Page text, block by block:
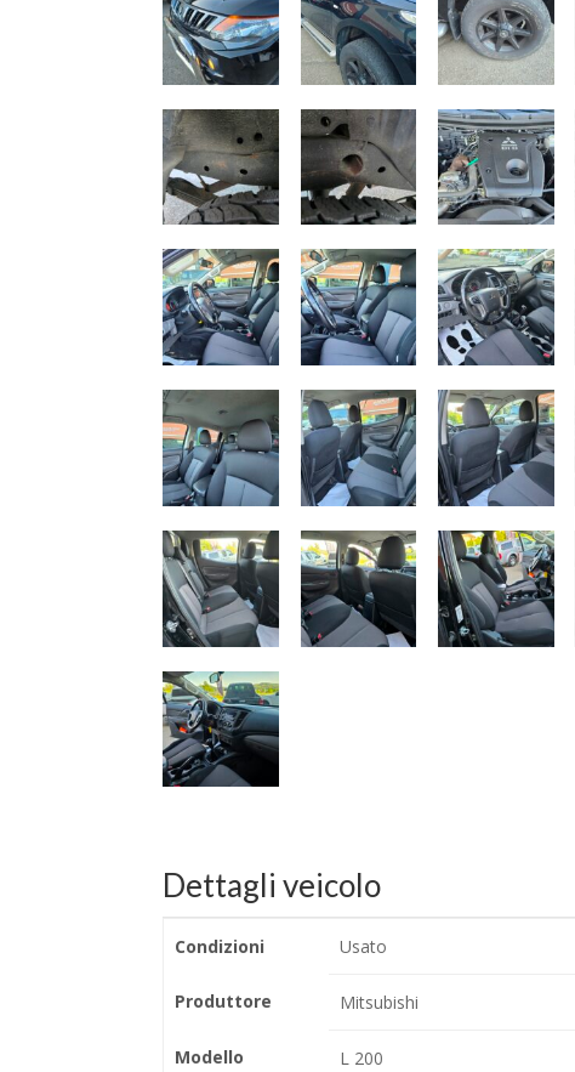
Dettagli veicolo
Condizioni Usato
Produttore Mitsubishi
Modello L 200